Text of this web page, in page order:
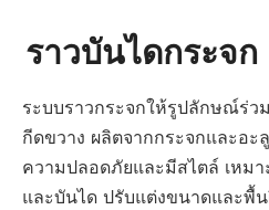
ราวบันไดกระจก
ระบบราวกระจกให้รูปลักษณ์ร่ว
กีดขวาง ผลิตจากกระจกและอ
ความปลอดภัยและมีสไตล์ เหมา
และบันได ปรับแต่งขนาดและพื้